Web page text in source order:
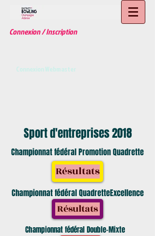
Connexion / Inscription
Connexion Webmaster
Sport d'entreprises 2018
Championnat fédéralPromotion Quadrette
Résultats
Championnat fédéralQuadretteExcellence
Résultats
Championnat fédéralDouble-Mixte